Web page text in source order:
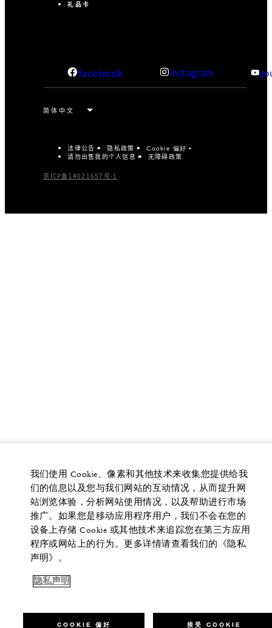
礼品卡
facebook instagram
法律公告 隐私政策 Cookie 偏好
请勿出售我的个人信息 无障碍政策
京ICP备14021657号-1
我们使用 Cookie、像素和其他技术来收集您提供给我
们的信息以及您与我们网站的互动情况，从而提升网
站浏览体验，分析网站使用情况，以及帮助进行市场
推广。如果您是移动应用程序用户，我们不会在您的
设备上存储 Cookie 或其他技术来追踪您在第三方应用
程序或网站上的行为。更多详情请查看我们的《隐私
声明》。
隐私声明
COOKIE 偏好 接受 COOKIE